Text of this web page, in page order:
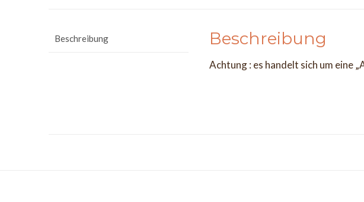
Beschreibung Beschreibung
Achtung : es handelt sich um eine